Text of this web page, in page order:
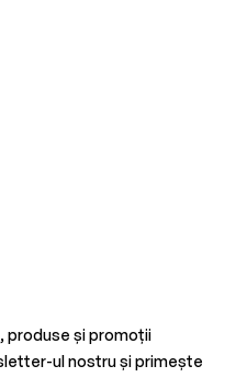
produse și promoții
ul nostru și primește